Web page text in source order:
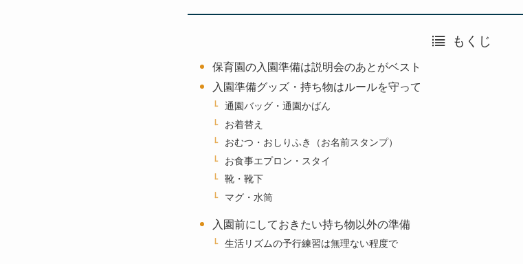
もくじ
保育園の入園準備は説明会のあとがベスト
入園準備グッズ・持ち物はルールを守って
通園バッグ・通園かばん
お着替え
おむつ・おしりふき（お名前スタンプ）
お食事エプロン・スタイ
靴・靴下
マグ・水筒
入園前にしておきたい持ち物以外の準備
生活リズムの予行練習は無理ない程度で